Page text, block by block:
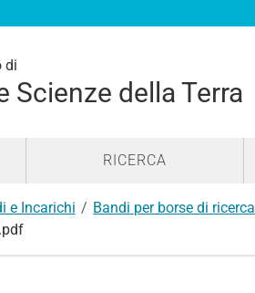
di
Scienze della Terra
RICERCA
e Incarichi Bandi per borse di ricerca